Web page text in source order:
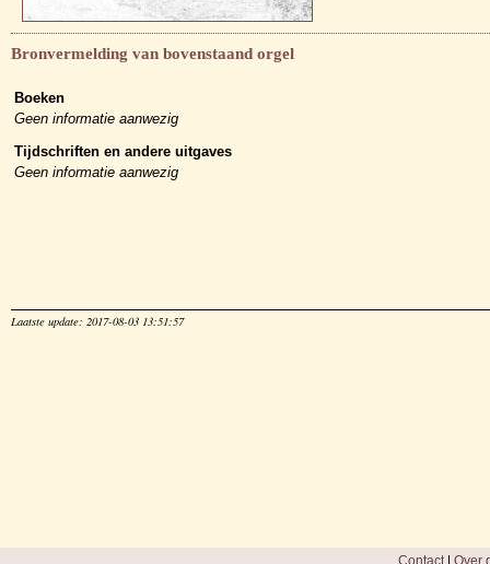
Bronvermelding van bovenstaand orgel
Boeken
Geen informatie aanwezig
Tijdschriften en andere uitgaves
Geen informatie aanwezig
Laatste update: 2017-08-03 13:51:57
Contact| Over